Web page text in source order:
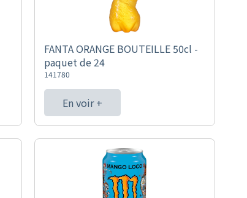
FANTA ORANGE BOUTEILLE 50cl -
paquet de 24
141780
En voir +